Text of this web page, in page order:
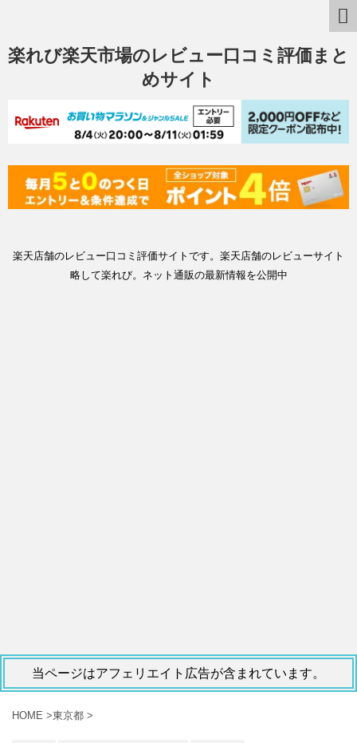
楽れび楽天市場のレビュー口コミ評価まと
めサイト
楽天店舗のレビュー口コミ評価サイトです。楽天店舗のレビューサイト
略して楽れび。ネット通販の最新情報を公開中
当ページはアフェリエイト広告が含まれています。
HOME >東京都 >